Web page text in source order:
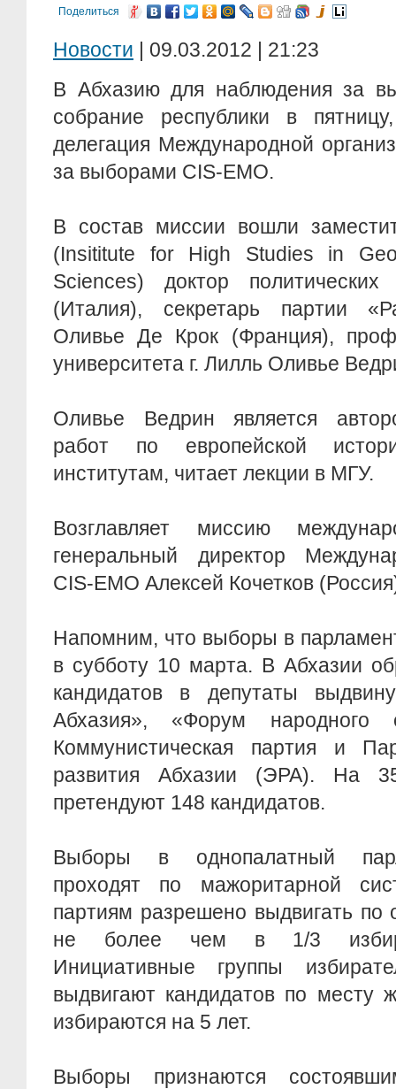
Поделиться
Новости | 09.03.2012 | 21:23
В Абхазию для наблюдения за
собрание республики в
делегация Международной
за выборами CIS-EMO.
В состав миссии вошли
(Insititute for High Studies in
Sciences) доктор
(Италия), секретарь партии
Оливье Де Крок (Франция),
университета г. Лилль Оливье
Оливье Ведрин является
работ по европейской
институтам, читает лекции в МГУ.
Возглавляет миссию
генеральный директор
CIS-EMO Алексей Кочетков
Напомним, что выборы в
в субботу 10 марта. В Абхазии
кандидатов в депутаты
Абхазия», «Форум народного
Коммунистическая партия и
развития Абхазии (ЭРА). На
претендуют 148 кандидатов.
Выборы в однопалатный
проходят по мажоритарной
партиям разрешено выдвигать по
не более чем в 1/3
Инициативные группы
выдвигают кандидатов по месту
избираются на 5 лет.
Выборы признаются